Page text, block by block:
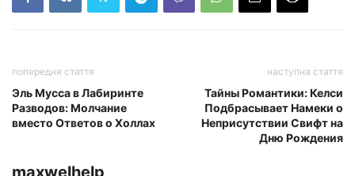
попередня стаття
Эль Мусса в Лабиринте
Разводов: Молчание
вместо Ответов о Холлах
наступна стаття
Тайны Романтики: Келси
Подбрасывает Намеки о
Неприсутствии Свифт на
Дню Рождения
maxwelhelp